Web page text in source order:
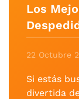
Los
22 Octubre
Si estás
divertida